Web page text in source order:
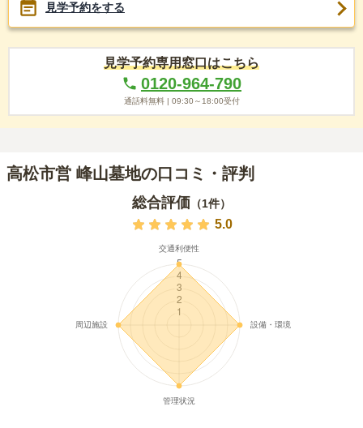
見学予約をする
見学予約専用窓口はこちら
0120-964-790
通話料無料 | 09:30～18:00受付
高松市営 峰山墓地の口コミ・評判
総合評価 （1件）
5.0